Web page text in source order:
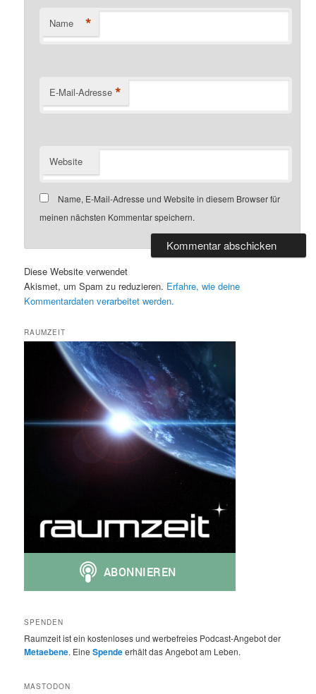
Name *
E-Mail-Adresse *
Website
Name, E-Mail-Adresse und Website in diesem Browser für
meinen nächsten Kommentar speichern.
Diese Website verwendet
Akismet, um Spam zu reduzieren. Erfahre, wie deine
Kommentardaten verarbeitet werden.
RAUMZEIT
SPENDEN
Raumzeit ist ein kostenloses und werbefreies Podcast-Angebot der
Metaebene. EineSpendeerhält das Angebot am Leben.
MASTODON